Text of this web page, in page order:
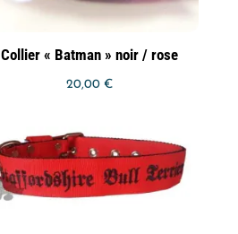
Collier « Batman » noir / rose
20,00 €